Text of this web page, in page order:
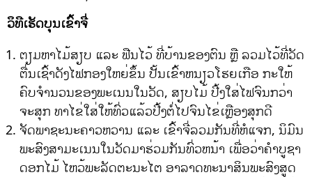
ວິທີເຮັດບຸນເຂົ້າຈີ່
ຕຽມຫາໄມ້ສຽບ ແລະ ຟືນໄວ້ ທີ່ບ້ານຂອງຕົນ ຫຼື ລວມໄວ້ທີ່ວັດ
ຕື່ນເຊົ້າດັງໄຟກອງໃຫຍ່ຂຶ້ນ ປັ້ນເຂົ້າຫນຽວໂຮຍເກືອ ກະໃຫ້
ຄົບຈຳນວນຂອງພະເນນໃນວັດ, ສຽບໄມ້ ປີ້ງໃສ່ໄຟຈົນກວ່າ
ຈະສຸກ ທາໄຂ່ໃສ່ໃຫ້ທົ່ວແລ້ວປີ້ງຕໍ່ໄປຈົນໄຂ່ເຫຼືອງສຸກດີ
ຈັດພາຊະນະຄາວຫວານ ແລະ ເຂົ້າຈີ່ລວມກັນທີ່ຫໍແຈກ, ນິມົນ
ພະສົງສາມະເນນໃນວັດມາຮ່ວມກັນທົ່ວຫນ້າ ເພື່ອວ່າຄຳບູຊາ
ດອກໄມ້ ໄຫວ້ພະລັດຕະນະໄຕ ອາລາດທະນາສິນພະສົງສູດ